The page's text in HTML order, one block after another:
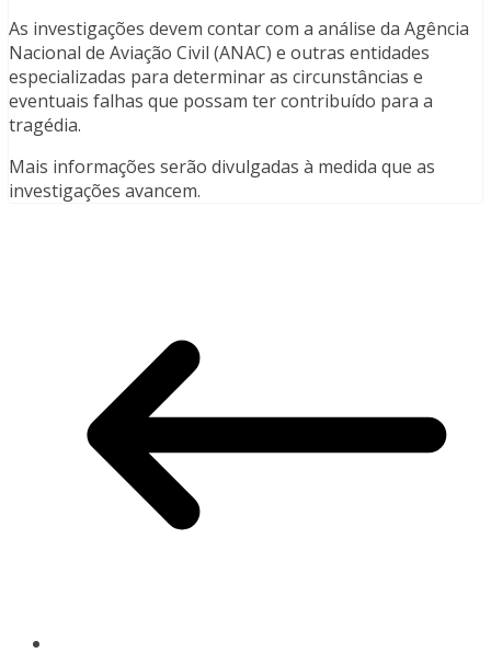
As investigações devem contar com a análise da Agência
Nacional de Aviação Civil (ANAC) e outras entidades
especializadas para determinar as circunstâncias e
eventuais falhas que possam ter contribuído para a
tragédia.
Mais informações serão divulgadas à medida que as
investigações avancem.